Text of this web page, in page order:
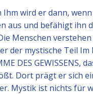
wird er dann,
aus und befähigt ihn
Menschen
der mystische Teil
DES GEWISSENS,
Dort prägt er sich
Mystik ist nichts für